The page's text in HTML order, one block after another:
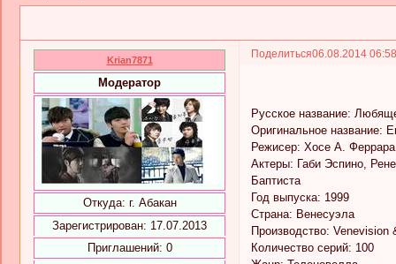
Поделиться06.08.2014
Krian7871
Модератор
Откуда: г. Абакан
Зарегистрирован: 17.07.2013
Приглашений: 0
Русское название:
Оригинальное название:
Режисер: Хосе А. Феррара
Актеры: Габи Эспино,
Баптиста
Год выпуска: 1999
Страна: Венесуэла
Производство: Venevision
Количество серий: 100